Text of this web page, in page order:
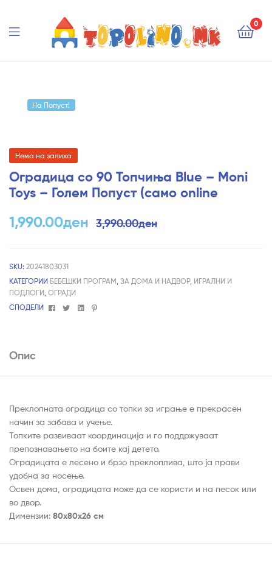
0
На Попуст!
Нема на залиха
Оградица со 90 Топчиња Blue – Moni
Toys – Голем Попуст (само online
3,990.00ден
1,990.00ден
SKU: 20241803031
КАТЕГОРИИ БЕБЕШКИ ПРОГРАМ ЗА ДОМА И НАДВОР, ИГРАЛНИ И
ПОДЛОГИ ОГРАДИ
СПОДЕЛИ
FacebookTwitterLinkedin
Pinterest
Опис
Преклопната оградица со топки за играње е прекрасен
начин за забава и учење.
Топките развиваат координација и го поддржуваат
препознавањето на боите кај детето.
Оградицата е лесено и брзо преклоплива, што ја прави
удобна за носење.
Освен дома, оградицата може да се користи и на песок или
во двор.
Димензии: 80x80x26 см